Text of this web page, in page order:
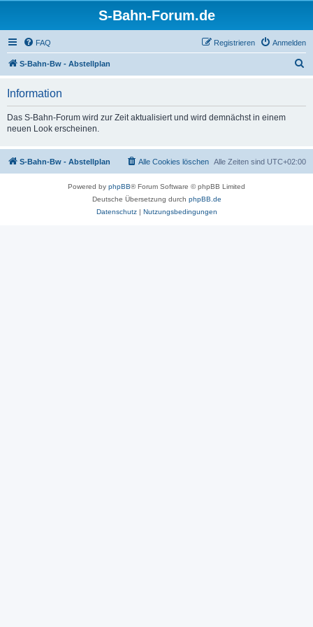
S-Bahn-Forum.de
FAQ Anmelden
Registrieren
S-Bahn-Bw - Abstellplan
Information
Das S-Bahn-Forum wird zur Zeit aktualisiert und wird demnächst in einem
neuen Look erscheinen.
S-Bahn-Bw - Abstellplan Alle Zeiten sind UTC+02:00
Alle Cookies löschen
Powered by phpBB® Forum Software © phpBB Limited
Deutsche Übersetzung durch phpBB.de
Datenschutz| Nutzungsbedingungen